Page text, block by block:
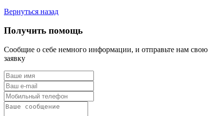
Вернуться назад
Получить помощь
Сообщие о себе немного информации, и отправьте нам свою
заявку